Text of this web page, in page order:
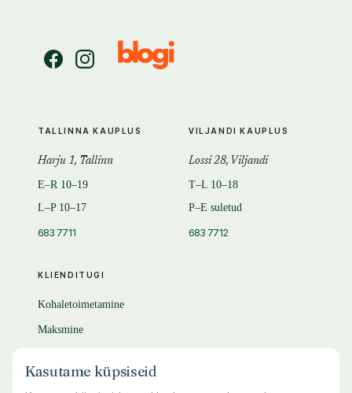
KLIENDITUGI
Kohaletoimetamine
Maksmine
KKK
TALLINNA KAUPLUS
Harju 1, Tallinn
E–R 10–19
L–P 10–17
683 7711
VILJANDI KAUPLUS
Lossi 28, Viljandi
T–L 10–18
P–E suletud
683 7712
Kasutame küpsiseid